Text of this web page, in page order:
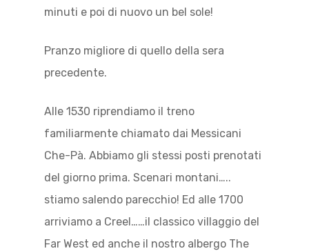
minuti e poi di nuovo un bel sole!
Pranzo migliore di quello della sera
precedente.
Alle 1530 riprendiamo il treno
familiarmente chiamato dai Messicani
Che-Pà. Abbiamo gli stessi posti prenotati
del giorno prima. Scenari montani…..
stiamo salendo parecchio! Ed alle 1700
arriviamo a Creel……il classico villaggio del
Far West ed anche il nostro albergo The